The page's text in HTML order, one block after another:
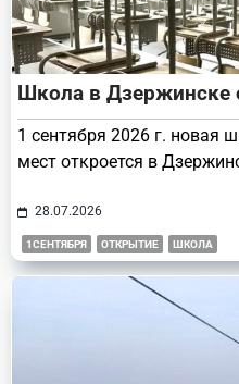
Школа в Дзержинске
1 сентября 2026 г. новая
мест откроется в
28.07.2026
1СЕНТЯБРЯ ОТКРЫТИЕ ШКОЛА